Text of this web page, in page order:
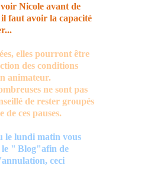
Nicole avant de
il faut avoir la capacité
elles pourront être
des conditions
animateur.
ne sont pas
de rester groupés
ces pauses.
le lundi matin vous
le " Blog"afin de
ceci